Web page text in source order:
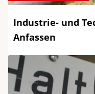
Industrie- und
Anfassen